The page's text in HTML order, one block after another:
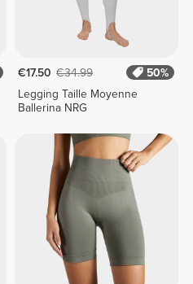
€17.50 €34.99
50%
Legging Taille Moyenne
Ballerina NRG